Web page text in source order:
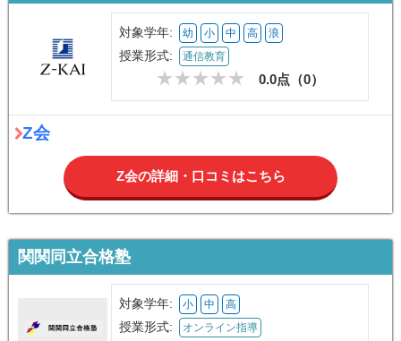
対象学年: 幼 小 中 高 浪
授業形式: 通信教育
0.0点（0）
Z会
Z会の詳細・口コミはこちら
関関同立合格塾
対象学年: 小 中 高
授業形式: オンライン指導